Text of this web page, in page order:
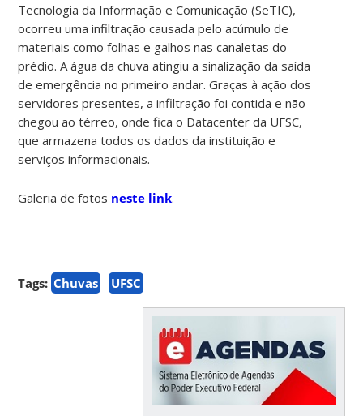
Tecnologia da Informação e Comunicação (SeTIC),
ocorreu uma infiltração causada pelo acúmulo de
materiais como folhas e galhos nas canaletas do
prédio. A água da chuva atingiu a sinalização da saída
de emergência no primeiro andar. Graças à ação dos
servidores presentes, a infiltração foi contida e não
chegou ao térreo, onde fica o Datacenter da UFSC,
que armazena todos os dados da instituição e
serviços informacionais.
Galeria de fotos neste link.
Tags: Chuvas UFSC